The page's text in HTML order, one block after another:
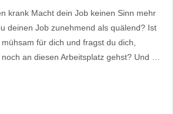
krank Macht dein Job keinen Sinn mehr
deinen Job zunehmend als quälend? Ist
für dich und fragst du dich,
an diesen Arbeitsplatz gehst? Und …